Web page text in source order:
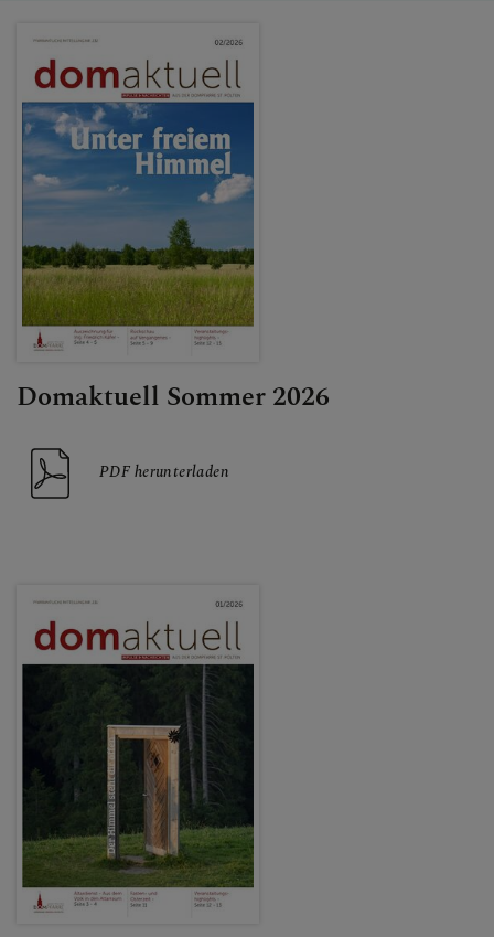
KINDER UND FAMILIEN
SAKRAMENTE
PFARRLICHE GRUPPEN
DOM AKTUELL
DOMKIRCHE
Domaktuell Sommer 2026
PDF herunterladen